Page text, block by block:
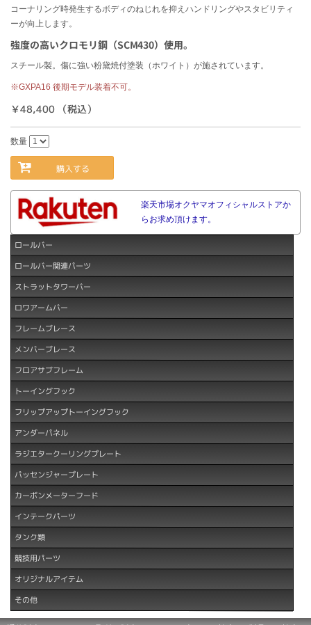
コーナリング時発生するボディのねじれを抑えハンドリングやスタビリティ
ーが向上します。
強度の高いクロモリ鋼（SCM430）使用。
スチール製。傷に強い粉黛焼付塗装（ホワイト）が施されています。
※GXPA16 後期モデル装着不可。
￥48,400 （税込）
数量
購入する
楽天市場オクヤマオフィシャルストアか
らお求め頂けます。
ロールバー
ロールバー関連パーツ
ストラットタワーバー
ロワアームバー
フレームブレース
メンバーブレース
フロアサブフレーム
トーイングフック
フリップアップトーイングフック
アンダーパネル
ラジエタークーリングプレート
パッセンジャープレート
カーボンメーターフード
インテークパーツ
タンク類
競技用パーツ
オリジナルアイテム
その他